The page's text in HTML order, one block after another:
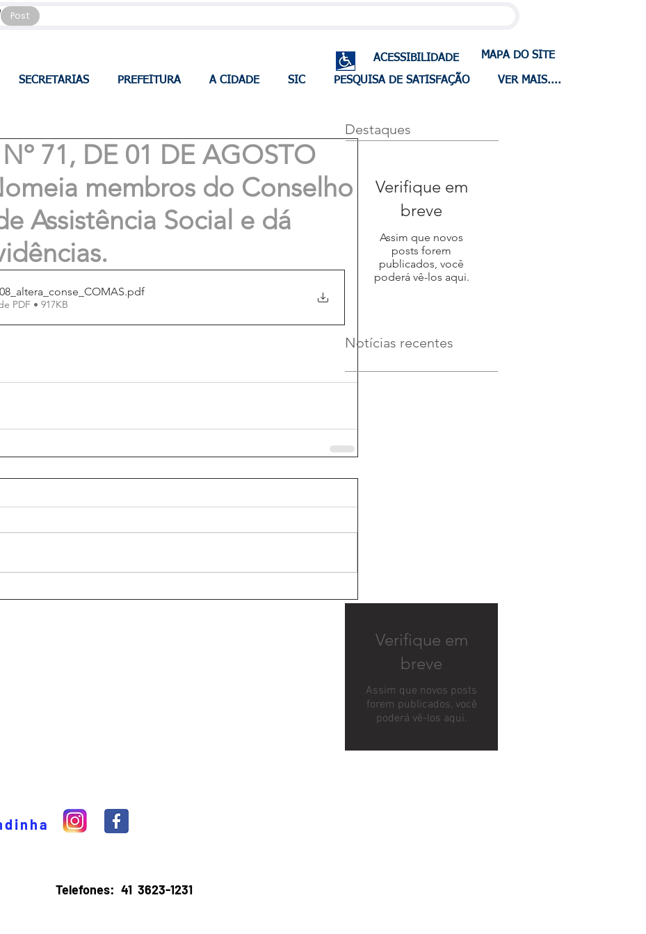
Post
ACESSIBILIDADE MAPA DO SITE
SECRETARIAS PREFEITURA A CIDADE SIC PESQUISA DE SATISFAÇÃO VER MAIS....
71, DE 01 DE AGOSTO
membros do Conselho
Assistência Social e dá
.pdf
PDF • 917KB
Destaques
Verifique em
breve
Assim que novos
posts forem
publicados, você
poderá vê-los aqui.
Notícias recentes
Verifique em
breve
Assim que novos posts
forem publicados, você
poderá vê-los aqui.
Telefones: 41 3623-1231